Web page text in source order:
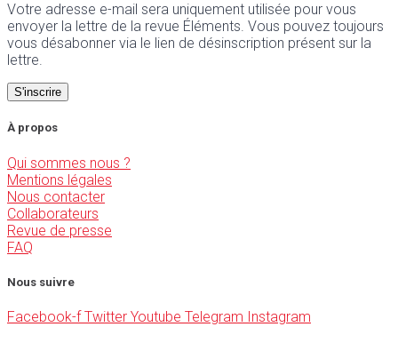
Votre adresse e-mail sera uniquement utilisée pour vous
envoyer la lettre de la revue Éléments. Vous pouvez toujours
vous désabonner via le lien de désinscription présent sur la
lettre.
À propos
Qui sommes nous ?
Mentions légales
Nous contacter
Collaborateurs
Revue de presse
FAQ
Nous suivre
Facebook-f Twitter Youtube Telegram Instagram